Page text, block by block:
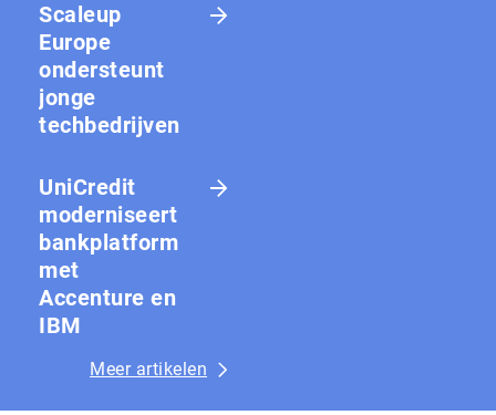
Scaleup
Europe
ondersteunt
jonge
techbedrijven
UniCredit
moderniseert
bankplatform
met
Accenture en
IBM
Meer artikelen